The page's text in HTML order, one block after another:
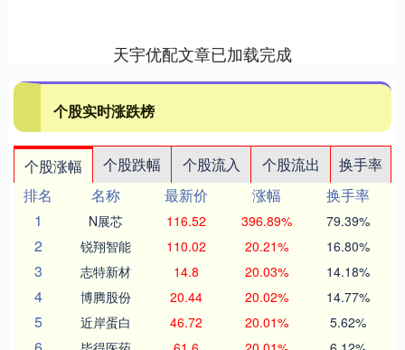
天宇优配文章已加载完成
个股实时涨跌榜
个股涨幅 个股跌幅 个股流入 个股流出
换手率
排名
名称 最新价 涨幅
换手率
1
N展芯 116.52 396.89% 79.39%
2 锐翔智能 110.02 20.21% 16.80%
3 志特新材 14.8 20.03% 14.18%
4 博腾股份 20.44 20.02% 14.77%
5 近岸蛋白 46.72 20.01% 5.62%